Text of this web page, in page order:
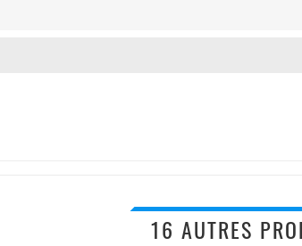
16 AUTRES